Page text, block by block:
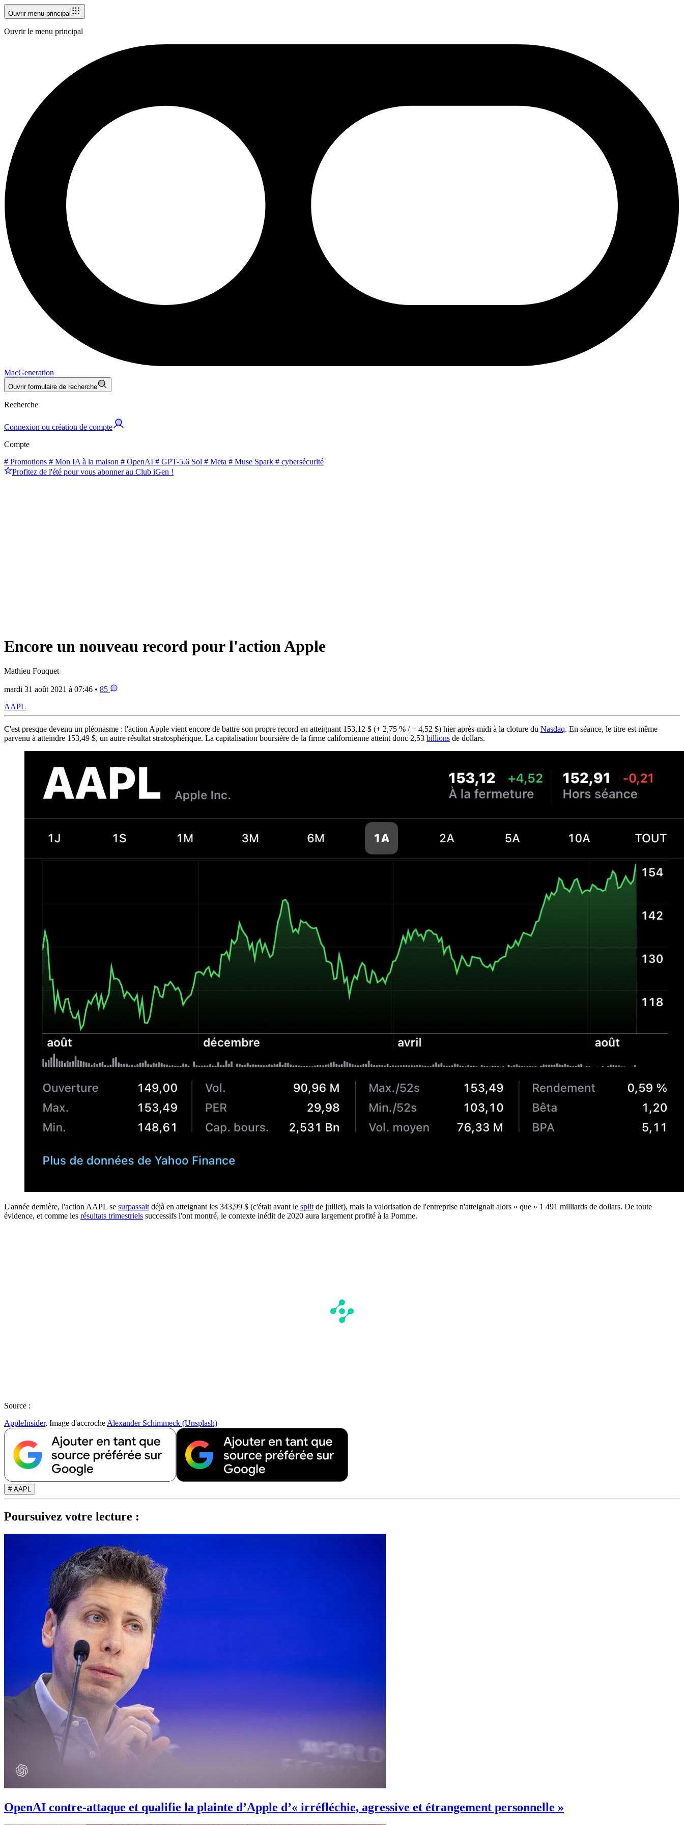
Ouvrir menu principal
Ouvrir le menu principal
MacGeneration
Ouvrir formulaire de recherche
Recherche
Connexion ou création de compte
Compte
# Promotions # Mon IA à la maison # OpenAI # GPT-5.6 Sol # Meta # Muse Spark # cybersécurité
Profitez de l'été pour vous abonner au Club iGen !
Encore un nouveau record pour l'action Apple
Mathieu Fouquet
mardi 31 août 2021 à 07:46 • 85
AAPL
C'est presque devenu un pléonasme : l'action Apple vient encore de battre son propre record en atteignant 153,12 $ (+ 2,75 % / + 4,52 $) hier après-midi à la cloture du Nasdaq. En séance, le titre est même
parvenu à atteindre 153,49 $, un autre résultat stratosphérique. La capitalisation boursière de la firme californienne atteint donc 2,53 billions de dollars.
L'année dernière, l'action AAPL se surpassait déjà en atteignant les 343,99 $ (c'était avant le split de juillet), mais la valorisation de l'entreprise n'atteignait alors « que » 1 491 milliards de dollars. De toute
évidence, et comme les résultats trimestriels successifs l'ont montré, le contexte inédit de 2020 aura largement profité à la Pomme.
Source :
AppleInsider, Image d'accroche Alexander Schimmeck (Unsplash)
# AAPL
Poursuivez votre lecture :
OpenAI contre-attaque et qualifie la plainte d’Apple d’« irréfléchie, agressive et étrangement personnelle »